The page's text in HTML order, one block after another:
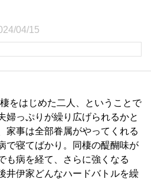
04/15
をはじめた二人、ということで
婦っぷりが繰り広げられるかと
家事は全部眷属がやってくれる
で寝てばかり。同棲の醍醐味が
も病を経て、さらに強くなる
井伊家どんなハードバトルを繰